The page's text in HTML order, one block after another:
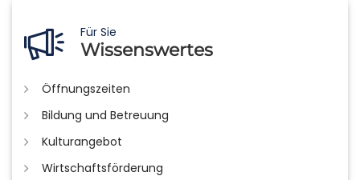
Für Sie
Wissenswertes
Öffnungszeiten
Bildung und Betreuung
Kulturangebot
Wirtschaftsförderung